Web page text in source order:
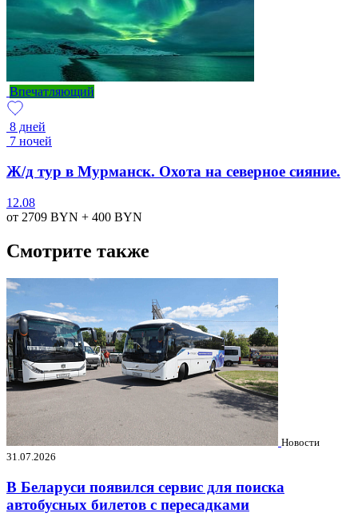
Впечатляющий
8 дней
7 ночей
Ж/д тур в Мурманск. Охота на северное сияние.
12.08
от 2709 BYN + 400 BYN
Смотрите также
Новости
31.07.2026
В Беларуси появился сервис для поиска
автобусных билетов с пересадками